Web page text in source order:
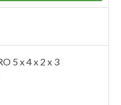
5 x 4 x 2 x 3